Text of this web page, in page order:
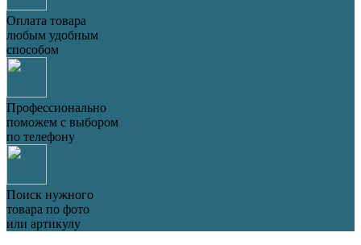
Оплата товара
любым удобным
способом
Профессионально
поможем с выбором
по телефону
Поиск нужного
товара по фото
или артикулу